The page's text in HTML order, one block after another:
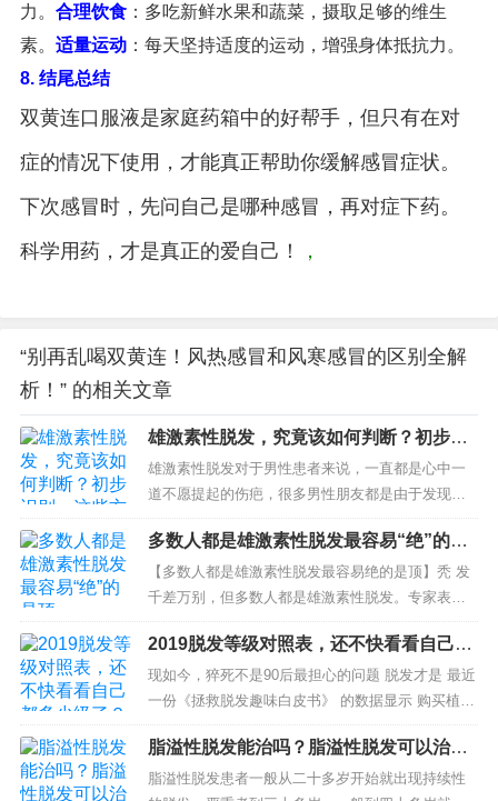
力。 合理饮食 ：多吃新鲜水果和蔬菜，摄取足够的维生
素。 适量运动 ：每天坚持适度的运动，增强身体抵抗力。
8. 结尾总结
双黄连口服液是家庭药箱中的好帮手，但只有在对
症的情况下使用，才能真正帮助你缓解感冒症状。
下次感冒时，先问自己是哪种感冒，再对症下药。
科学用药，才是真正的爱自己！
，
“别再乱喝双黄连！风热感冒和风寒感冒的区别全解
析！” 的相关文章
雄激素性脱发，究竟该如何判断？初步识
别，这些方法不妨自测一下
雄激素性脱发对于男性患者来说，一直都是心中一
道不愿提起的伤疤，很多男性朋友都是由于发现得
太晚，最终在脱发的路上越走越远，落得个戴假发
的结果。 正是出于对雄激素性脱发的认识不深，才
造成...
多数人都是雄激素性脱发最容易“绝”的是
顶
【多数人都是雄激素性脱发最容易绝的是顶】秃 发
千差万别，但多数人都是雄激素性脱发。专家表
示，雄激素性脱发又称脂溢性脱发，是最常见的脱
发类型，男性和女性均可能发生，但男性更多见。
雄激素在5α-...
2019脱发等级对照表，还不快看看自己都
多少级了？
现如今，猝死不是90后最担心的问题 脱发才是 最近
一份《拯救脱发趣味白皮书》 的数据显示 购买植
发、生发产品...
脂溢性脱发能治吗？脂溢性脱发可以治好
吗
脂溢性脱发患者一般从二十多岁开始就出现持续性